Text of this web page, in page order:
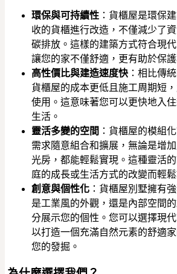
環保與可持續性 ：貨櫃屋是環保
收的貨櫃進行改造，不僅減少了
碳排放。這樣的建築方式符合現
讓您的家不僅舒適，更有助於保護
高性價比與建造速度快 ：相比傳
貨櫃屋的成本更低且施工周期短
使用。這意味著您可以更快地入
生活。
靈活多變的空間 ：貨櫃屋的模組
需求隨意組合和擴展，無論是增
光房，都能輕鬆實現。這種靈活
庭的成長或生活方式的改變而輕
創意與個性化 ：貨櫃屋別墅擁有
是工業風的外觀，還是內部空間
分展示您的個性。您可以選擇現
以打造一個充滿自然元素的舒適
您的發掘。